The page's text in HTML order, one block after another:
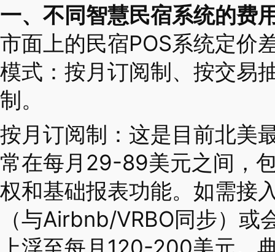
一、不同智慧民宿系统的费
市面上的民宿POS系统定价
模式：按月订阅制、按交易
制。
按月订阅制：这是目前北美
常在每月29-89美元之间，
权和基础报表功能。如需接
（与Airbnb/VRBO同步）